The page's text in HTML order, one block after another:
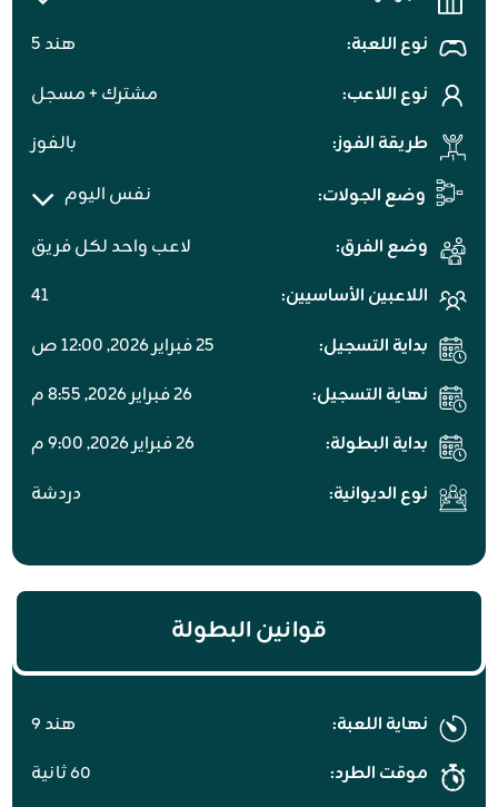
نوع اللعبة:
هند ٥
نوع اللاعب:
مشترك + مسجل
طريقة الفوز:
بالفوز
نفس اليوم
وضع الفرق:
لاعب واحد لكل فريق
اللاعبين الأساسيين:
٤١
بداية التسجيل:
٢٥ فبراير ٢۰٢٦, ١٢:۰۰ ص
نهاية التسجيل:
٢٦ فبراير ٢۰٢٦, ۸:٥٥ م
بداية البطولة:
٢٦ فبراير ٢۰٢٦, ۹:۰۰ م
نوع الديوانية:
دردشة
قوانين البطولة
نهاية اللعبة:
هند 9
موقت الطرد:
60 ثانية